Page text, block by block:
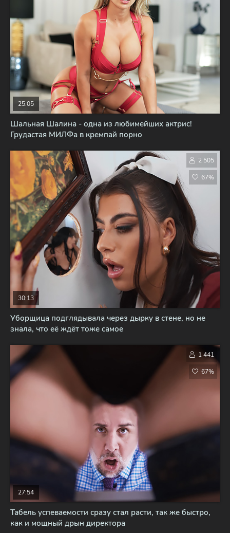
Шальная Шалина - одна из любимейших актрис!
Грудастая МИЛФа в кремпай порно
25:05
Уборщица подглядывала через дырку в стене, но не
знала, что её ждёт тоже самое
30:13
2 505
67%
Табель успеваемости сразу стал расти, так же быстро,
как и мощный дрын директора
27:54
1 441
67%